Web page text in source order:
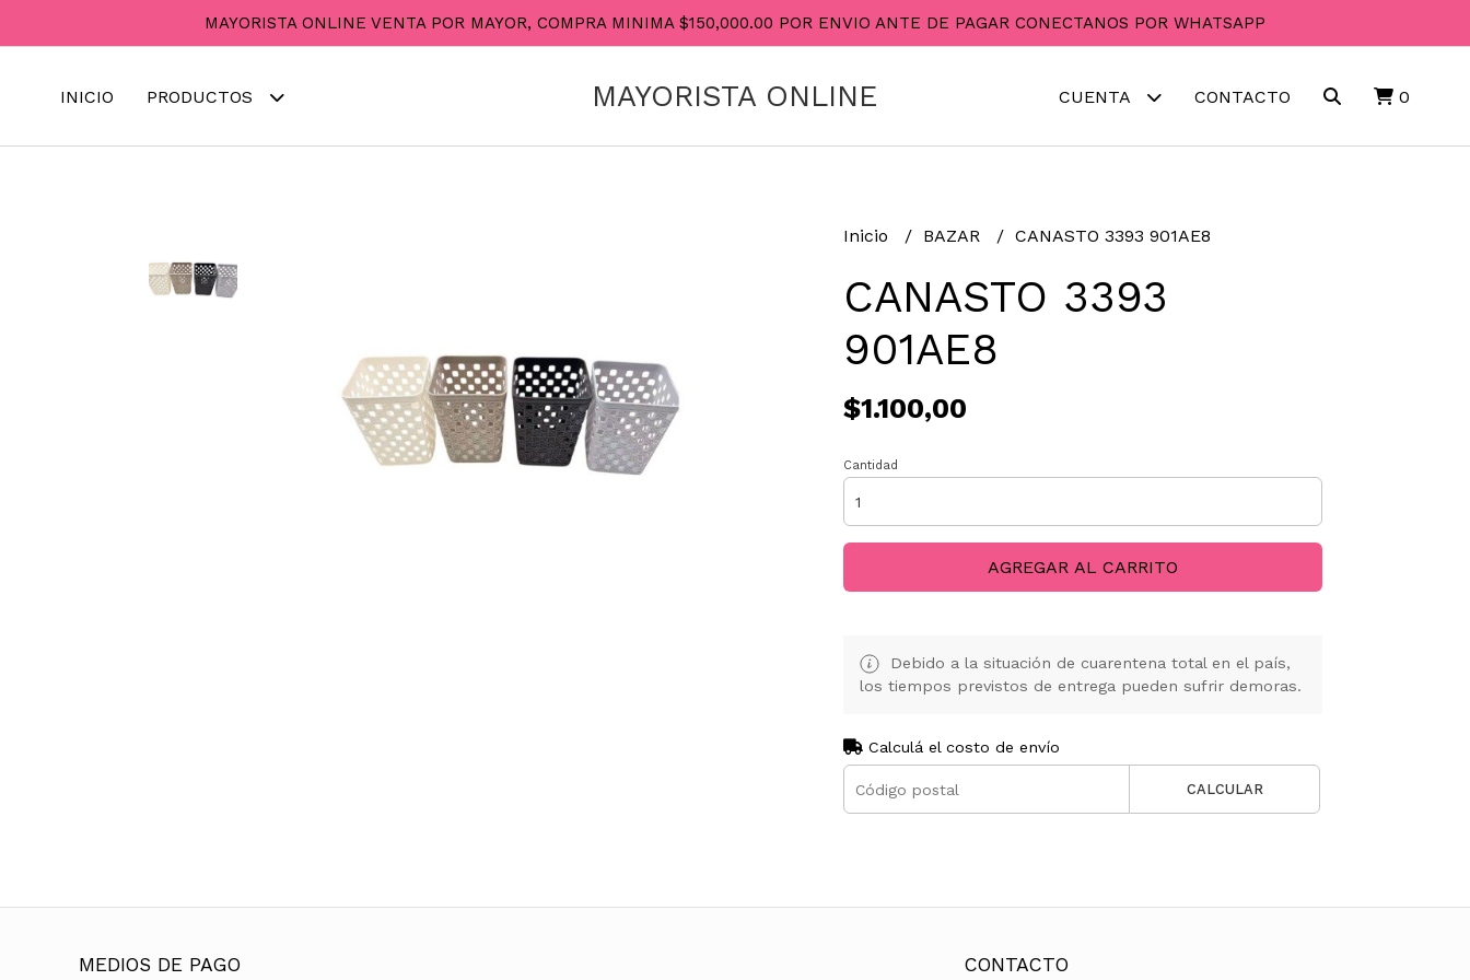
MAYORISTA ONLINE VENTA POR MAYOR, COMPRA MINIMA $150,000.00 POR ENVIO ANTE DE PAGAR CONECTANOS POR WHATSAPP
INICIO PRODUCTOS MAYORISTA ONLINE CUENTA CONTACTO 0
Inicio BAZAR CANASTO 3393 901AE8
CANASTO 3393
901AE8
$1.100,00
Cantidad
AGREGAR AL CARRITO
Debido a la situación de cuarentena total en el país,
los tiempos previstos de entrega pueden sufrir demoras.
Calculá el costo de envío
CALCULAR
MEDIOS DE PAGO CONTACTO